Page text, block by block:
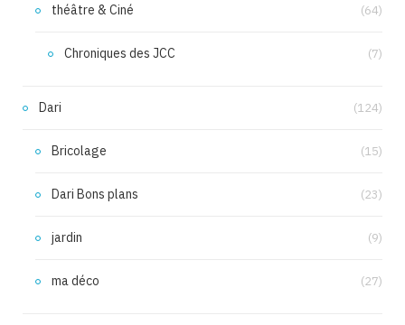
théâtre & Ciné (64)
Chroniques des JCC (7)
Dari (124)
Bricolage (15)
Dari Bons plans (23)
jardin (9)
ma déco (27)